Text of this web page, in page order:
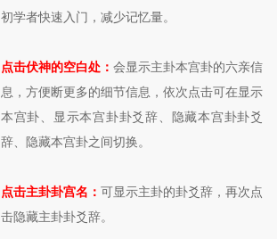
初学者快速入门，减少记忆量。
点击伏神的空白处： 会显示主卦本宫卦的六亲信
息，方便断更多的细节信息，依次点击可在显示
本宫卦、显示本宫卦卦爻辞、隐藏本宫卦卦爻
辞、隐藏本宫卦之间切换。
点击主卦卦宫名： 可显示主卦的卦爻辞，再次点
击隐藏主卦卦爻辞。